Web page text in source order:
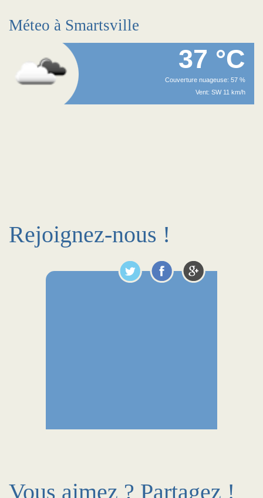
Méteo à Smartsville
37 °C
Couverture nuageuse: 57 %
Vent: SW 11 km/h
Rejoignez-nous !
Vous aimez ? Partagez !